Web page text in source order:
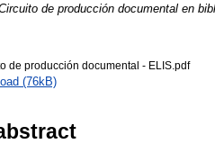
de producción documental en
de producción documental - ELIS.pdf
(76kB)